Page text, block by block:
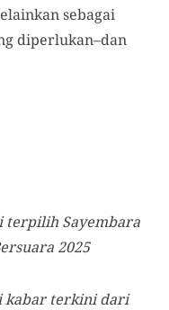
sebagai
diperlukan–dan
terpilih Sayembara
2025
kabar terkini dari